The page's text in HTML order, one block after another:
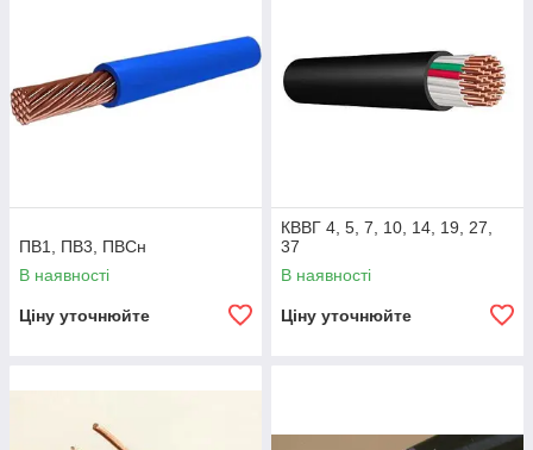
ПВ1, ПВ3, ПВСн
В наявності
Ціну уточнюйте
КВВГ 4, 5, 7, 10, 14, 19, 27,
37
В наявності
Ціну уточнюйте